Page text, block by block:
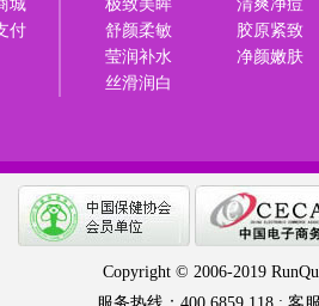
城
付
极致美眸
清爽净痘
舒颜柔敏
胶原紧致
莹润补水
净颜嫩肤
丝滑润白
Copyright © 2006-2019